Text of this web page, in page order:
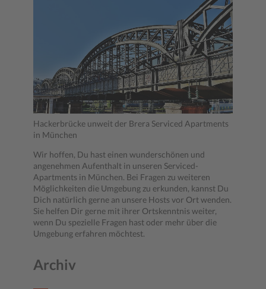
Hackerbrücke unweit der Brera Serviced Apartments
in München
Wir hoffen, Du hast einen wunderschönen und
angenehmen Aufenthalt in unseren Serviced-
Apartments in München. Bei Fragen zu weiteren
Möglichkeiten die Umgebung zu erkunden, kannst Du
Dich natürlich gerne an unsere Hosts vor Ort wenden.
Sie helfen Dir gerne mit ihrer Ortskenntnis weiter,
wenn Du spezielle Fragen hast oder mehr über die
Umgebung erfahren möchtest.
Archiv